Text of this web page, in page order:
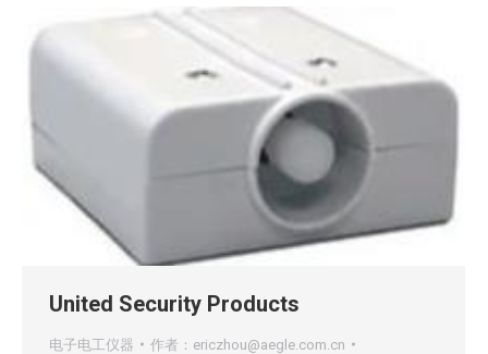
United Security Products
电子电工仪器 作者： ericzhou@aegle.com.cn